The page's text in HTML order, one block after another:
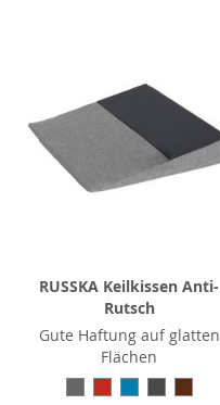
RUSSKA Keilkissen Anti-
Rutsch
Gute Haftung auf glatten
Flächen